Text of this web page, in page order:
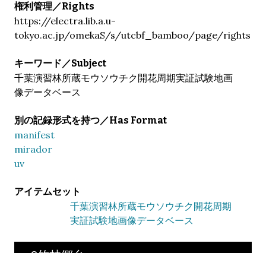
権利管理／Rights
https://electra.lib.a.u-
tokyo.ac.jp/omekaS/s/utcbf_bamboo/page/rights
キーワード／Subject
千葉演習林所蔵モウソウチク開花周期実証試験地画
像データベース
別の記録形式を持つ／Has Format
manifest
mirador
uv
アイテムセット
千葉演習林所蔵モウソウチク開花周期
実証試験地画像データベース